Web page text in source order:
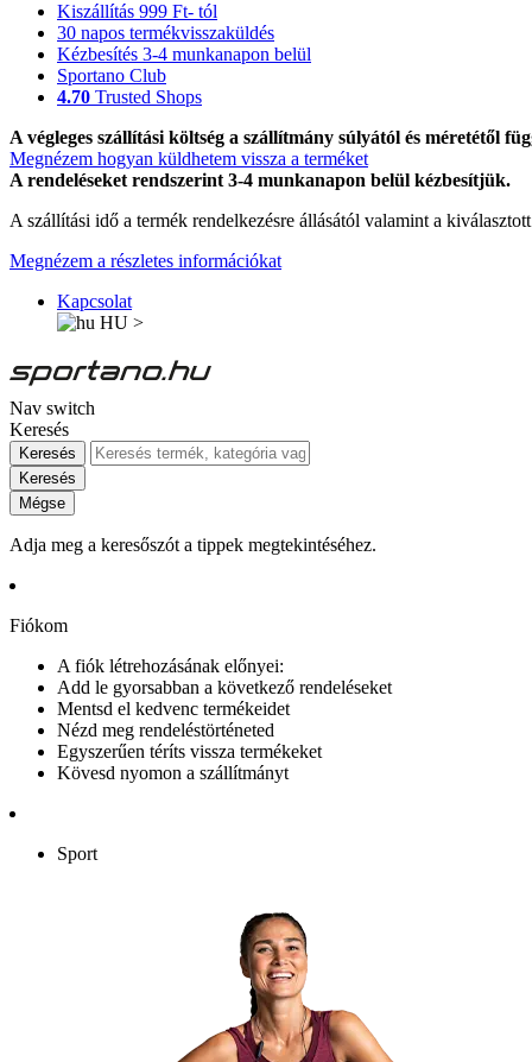
Kiszállítás 999 Ft- tól
30 napos termékvisszaküldés
Kézbesítés 3-4 munkanapon belül
Sportano Club
4.70 Trusted Shops
A végleges szállítási költség a szállítmány súlyától és méretétől
Megnézem hogyan küldhetem vissza a terméket
A rendeléseket rendszerint 3-4 munkanapon belül kézbesítjük.
A szállítási idő a termék rendelkezésre állásától valamint a
Megnézem a részletes információkat
Kapcsolat
HU >
Nav switch
Keresés
Keresés
Keresés
Mégse
Adja meg a keresőszót a tippek megtekintéséhez.
Fiókom
A fiók létrehozásának előnyei:
Add le gyorsabban a következő rendeléseket
Mentsd el kedvenc termékeidet
Nézd meg rendeléstörténeted
Egyszerűen téríts vissza termékeket
Kövesd nyomon a szállítmányt
Sport